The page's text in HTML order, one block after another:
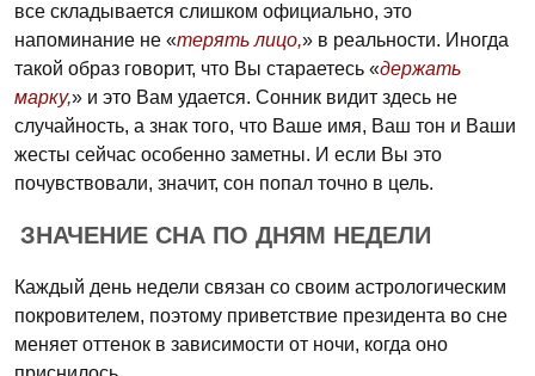
все складывается слишком официально, это
напоминание не «терять лицо,» в реальности. Иногда
такой образ говорит, что Вы стараетесь «держать
марку,» и это Вам удается. Сонник видит здесь не
случайность, а знак того, что Ваше имя, Ваш тон и Ваши
жесты сейчас особенно заметны. И если Вы это
почувствовали, значит, сон попал точно в цель.
ЗНАЧЕНИЕ СНА ПО ДНЯМ НЕДЕЛИ
Каждый день недели связан со своим астрологическим
покровителем, поэтому приветствие президента во сне
меняет оттенок в зависимости от ночи, когда оно